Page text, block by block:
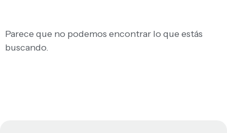
Parece que no podemos encontrar lo que estás
buscando.